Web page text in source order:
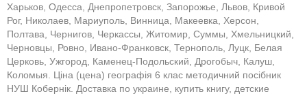
Харьков, Одесса, Днепропетровск, Запорожье, Львов, Кривой
Рог, Николаев, Мариуполь, Винница, Макеевка, Херсон,
Полтава, Чернигов, Черкассы, Житомир, Суммы, Хмельницкий,
Черновцы, Ровно, Ивано-Франковск, Тернополь, Луцк, Белая
Церковь, Ужгород, Каменец-Подольский, Дрогобыч, Калуш,
Коломыя. Ціна (цена) географія 6 клас методичний посібник
НУШ Кобернік. Доставка по украине, купить книгу, детские